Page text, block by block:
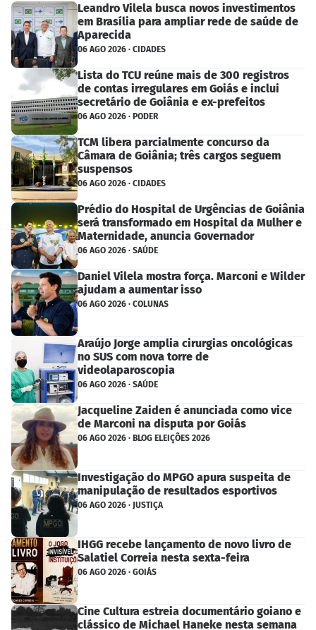
Leandro Vilela busca novos investimentos
em Brasília para ampliar rede de saúde de
Aparecida
06 AGO 2026 · CIDADES
Lista do TCU reúne mais de 300 registros
de contas irregulares em Goiás e inclui
secretário de Goiânia e ex-prefeitos
06 AGO 2026 · PODER
TCM libera parcialmente concurso da
Câmara de Goiânia; três cargos seguem
suspensos
06 AGO 2026 · CIDADES
Prédio do Hospital de Urgências de Goiânia
será transformado em Hospital da Mulher e
Maternidade, anuncia Governador
06 AGO 2026 · SAÚDE
Daniel Vilela mostra força. Marconi e Wilder
ajudam a aumentar isso
06 AGO 2026 · COLUNAS
Araújo Jorge amplia cirurgias oncológicas
no SUS com nova torre de
videolaparoscopia
06 AGO 2026 · SAÚDE
Jacqueline Zaiden é anunciada como vice
de Marconi na disputa por Goiás
06 AGO 2026 · BLOG ELEIÇÕES 2026
Investigação do MPGO apura suspeita de
manipulação de resultados esportivos
06 AGO 2026 · JUSTIÇA
IHGG recebe lançamento de novo livro de
Salatiel Correia nesta sexta-feira
06 AGO 2026 · GOIÁS
Cine Cultura estreia documentário goiano e
clássico de Michael Haneke nesta semana